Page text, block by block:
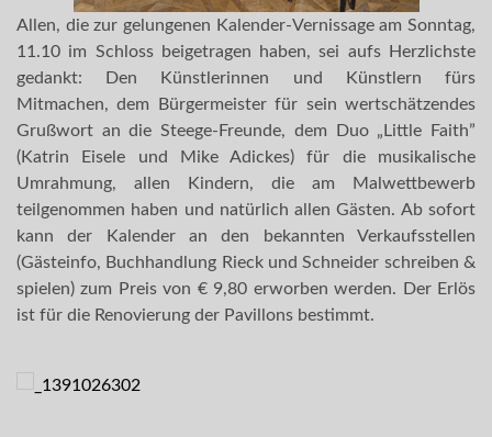
Allen, die zur gelungenen Kalender-Vernissage am Sonntag,
11.10 im Schloss beigetragen haben, sei aufs Herzlichste
gedankt: Den Künstlerinnen und Künstlern fürs
Mitmachen, dem Bürgermeister für sein wertschätzendes
Grußwort an die Steege-Freunde, dem Duo „Little Faith”
(Katrin Eisele und Mike Adickes) für die musikalische
Umrahmung, allen Kindern, die am Malwettbewerb
teilgenommen haben und natürlich allen Gästen. Ab sofort
kann der Kalender an den bekannten Verkaufsstellen
(Gästeinfo, Buchhandlung Rieck und Schneider schreiben &
spielen) zum Preis von € 9,80 erworben werden. Der Erlös
ist für die Renovierung der Pavillons bestimmt.